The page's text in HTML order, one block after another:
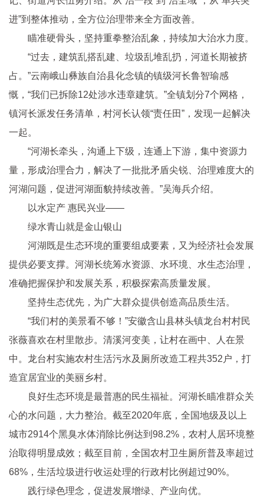
进”到整体推动，全方位治理带来全方面改善。
瞄准硬骨头，坚持重拳整治乱象，持续加大治水力度。
“过去，建筑乱搭乱建、垃圾乱堆乱扔，河道长期被挤
占。”云南峨山彝族自治县化念镇的镇级河长鲁智瑜感
慨，“我们已拆除12处涉水违章建筑。”全镇划分7个网格，
镇河长派发任务清单，村河长认领“责任田”，发现一起解决
一起。
“河湖长牵头，沟通上下级，连通上下游，集中资源力
量，形成治理合力，解决了一批批矛盾尖锐、治理难度大的
河湖问题，促进河湖面貌持续改善。”吴海兵介绍。
以水定产 惠民兴业——
绿水青山就是金山银山
河湖既是生态环境的重要组成要素，又为经济社会发展
提供必要支撑。河湖长统筹水资源、水环境、水生态治理，
准确把握保护和发展关系，积极探索高质量发展。
坚持生态优先，为广大群众提供创造高品质生活。
“我们村的美景看不够！”安徽含山县林头镇龙台村村民
张薇喜欢在村里散步。清溪河变美，让村在画中、人在景
中。龙台村实施农村生活污水及厕所改造工程共352户，打
造宜居宜业的美丽乡村。
良好生态环境是最普惠的民生福祉。河湖长瞄准群众关
心的水问题，大力整治。截至2020年底，全国地级及以上
城市2914个黑臭水体消除比例达到98.2%，农村人居环境整
治取得明显成效；截至目前，全国农村卫生厕所普及率超过
68%，生活垃圾进行收运处理的行政村比例超过90%。
践行绿色理念，促进发展增绿、产业向优。